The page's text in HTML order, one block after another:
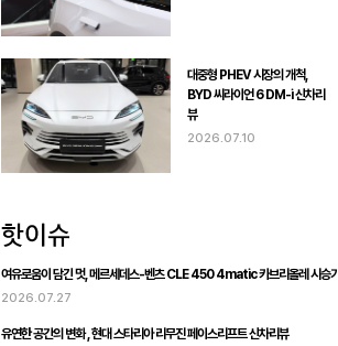
대중형 PHEV 시장의 개척,
BYD 씨라이언 6 DM-i 신차리
뷰
2026.07.10
여유로움이 담긴 멋, 메르세데스-벤츠 CLE 450 4matic 카브리올레 시승기
2026.07.27
유연한 공간의 변화 , 현대 스타리아 리무진 페이스리프트 신차리뷰